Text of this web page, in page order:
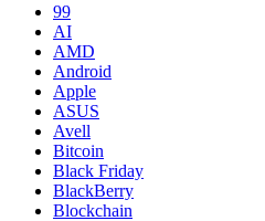
99
AI
AMD
Android
Apple
ASUS
Avell
Bitcoin
Black Friday
BlackBerry
Blockchain